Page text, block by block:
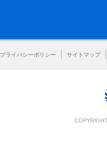
プライバシーポリシー サイトマップ